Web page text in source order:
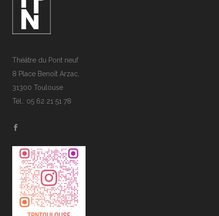
Théâtre du Pont neuf
8 Place Benoît Arzac,
31300 Toulouse
Tél.: 05 62 21 51 78